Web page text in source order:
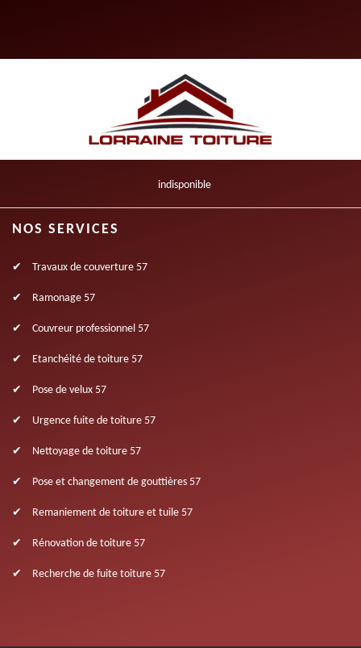
indisponible
NOS SERVICES
Travaux de couverture 57
Ramonage 57
Couvreur professionnel 57
Etanchéité de toiture 57
Pose de velux 57
Urgence fuite de toiture 57
Nettoyage de toiture 57
Pose et changement de gouttières 57
Remaniement de toiture et tuile 57
Rénovation de toiture 57
Recherche de fuite toiture 57